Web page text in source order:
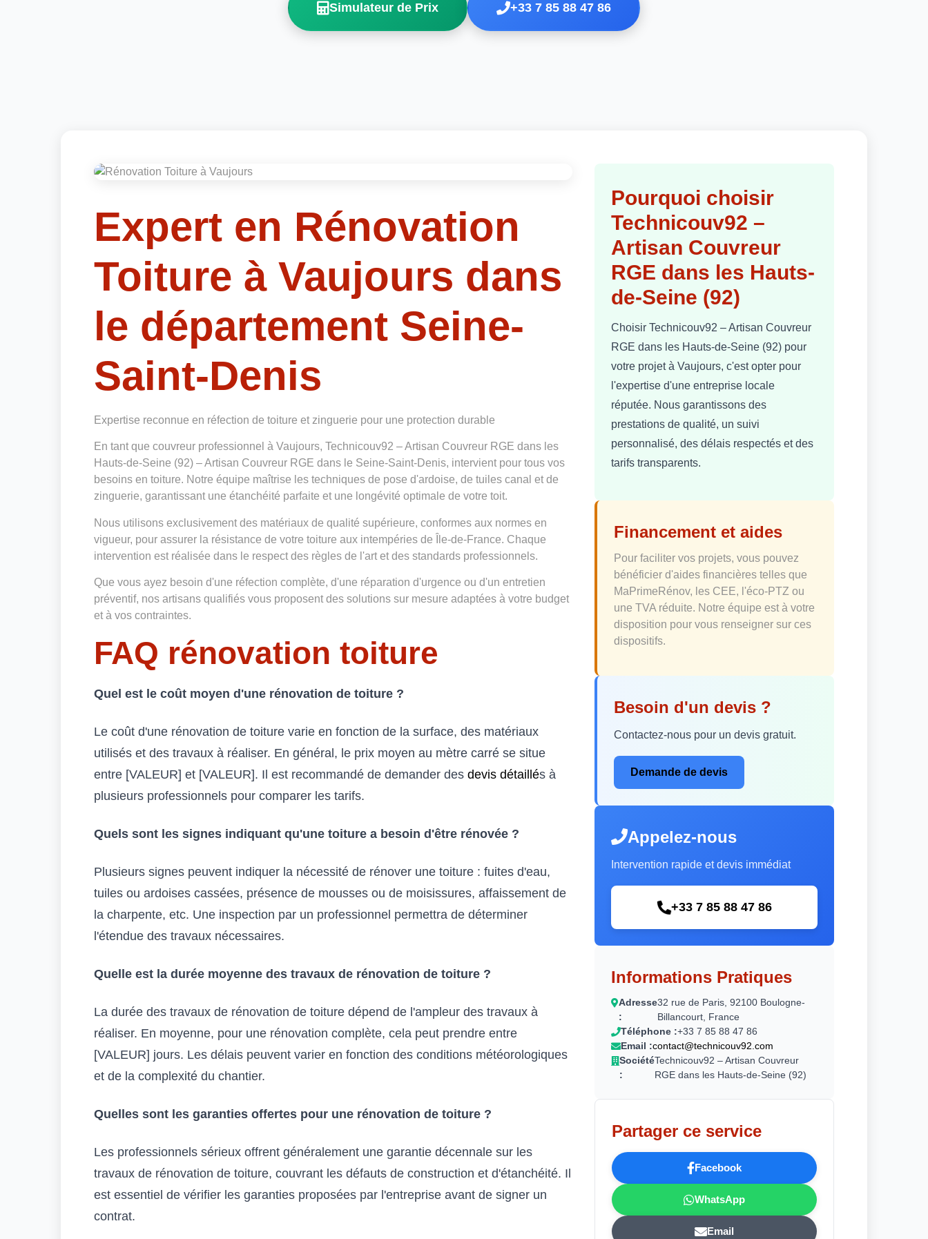
Simulateur de Prix +33 7 85 88 47 86
Expert en Rénovation
Toiture à Vaujours dans
le département Seine-
Saint-Denis
Expertise reconnue en réfection de toiture et zinguerie pour une protection durable
En tant que couvreur professionnel à Vaujours, Technicouv92 – Artisan Couvreur RGE dans les
Hauts-de-Seine (92) – Artisan Couvreur RGE dans le Seine-Saint-Denis, intervient pour tous vos
besoins en toiture. Notre équipe maîtrise les techniques de pose d'ardoise, de tuiles canal et de
zinguerie, garantissant une étanchéité parfaite et une longévité optimale de votre toit.
Nous utilisons exclusivement des matériaux de qualité supérieure, conformes aux normes en
vigueur, pour assurer la résistance de votre toiture aux intempéries de Île-de-France. Chaque
intervention est réalisée dans le respect des règles de l'art et des standards professionnels.
Que vous ayez besoin d'une réfection complète, d'une réparation d'urgence ou d'un entretien
préventif, nos artisans qualifiés vous proposent des solutions sur mesure adaptées à votre budget
et à vos contraintes.
FAQ rénovation toiture
Quel est le coût moyen d'une rénovation de toiture ?
Le coût d'une rénovation de toiture varie en fonction de la surface, des matériaux
utilisés et des travaux à réaliser. En général, le prix moyen au mètre carré se situe
entre [VALEUR] et [VALEUR]. Il est recommandé de demander des devis détaillés à
plusieurs professionnels pour comparer les tarifs.
Quels sont les signes indiquant qu'une toiture a besoin d'être rénovée ?
Plusieurs signes peuvent indiquer la nécessité de rénover une toiture : fuites d'eau,
tuiles ou ardoises cassées, présence de mousses ou de moisissures, affaissement de
la charpente, etc. Une inspection par un professionnel permettra de déterminer
l'étendue des travaux nécessaires.
Quelle est la durée moyenne des travaux de rénovation de toiture ?
La durée des travaux de rénovation de toiture dépend de l'ampleur des travaux à
réaliser. En moyenne, pour une rénovation complète, cela peut prendre entre
[VALEUR] jours. Les délais peuvent varier en fonction des conditions météorologiques
et de la complexité du chantier.
Quelles sont les garanties offertes pour une rénovation de toiture ?
Les professionnels sérieux offrent généralement une garantie décennale sur les
travaux de rénovation de toiture, couvrant les défauts de construction et d'étanchéité. Il
est essentiel de vérifier les garanties proposées par l'entreprise avant de signer un
contrat.
Pourquoi choisir
Technicouv92 –
Artisan Couvreur
RGE dans les Hauts-
de-Seine (92)
Choisir Technicouv92 – Artisan Couvreur
RGE dans les Hauts-de-Seine (92) pour
votre projet à Vaujours, c'est opter pour
l'expertise d'une entreprise locale
réputée. Nous garantissons des
prestations de qualité, un suivi
personnalisé, des délais respectés et des
tarifs transparents.
Financement et aides
Pour faciliter vos projets, vous pouvez
bénéficier d'aides financières telles que
MaPrimeRénov, les CEE, l'éco-PTZ ou
une TVA réduite. Notre équipe est à votre
disposition pour vous renseigner sur ces
dispositifs.
Besoin d'un devis ?
Contactez-nous pour un devis gratuit.
Demande de devis
Appelez-nous
Intervention rapide et devis immédiat
+33 7 85 88 47 86
Informations Pratiques
Adresse
:
32 rue de Paris, 92100 Boulogne-
Billancourt, France
Téléphone :+33 7 85 88 47 86
Email :contact@technicouv92.com
Société
:
Technicouv92 – Artisan Couvreur
RGE dans les Hauts-de-Seine (92)
Partager ce service
Facebook
WhatsApp
Email